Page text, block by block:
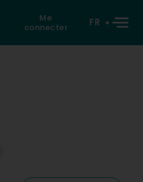
Me
connecter
FR